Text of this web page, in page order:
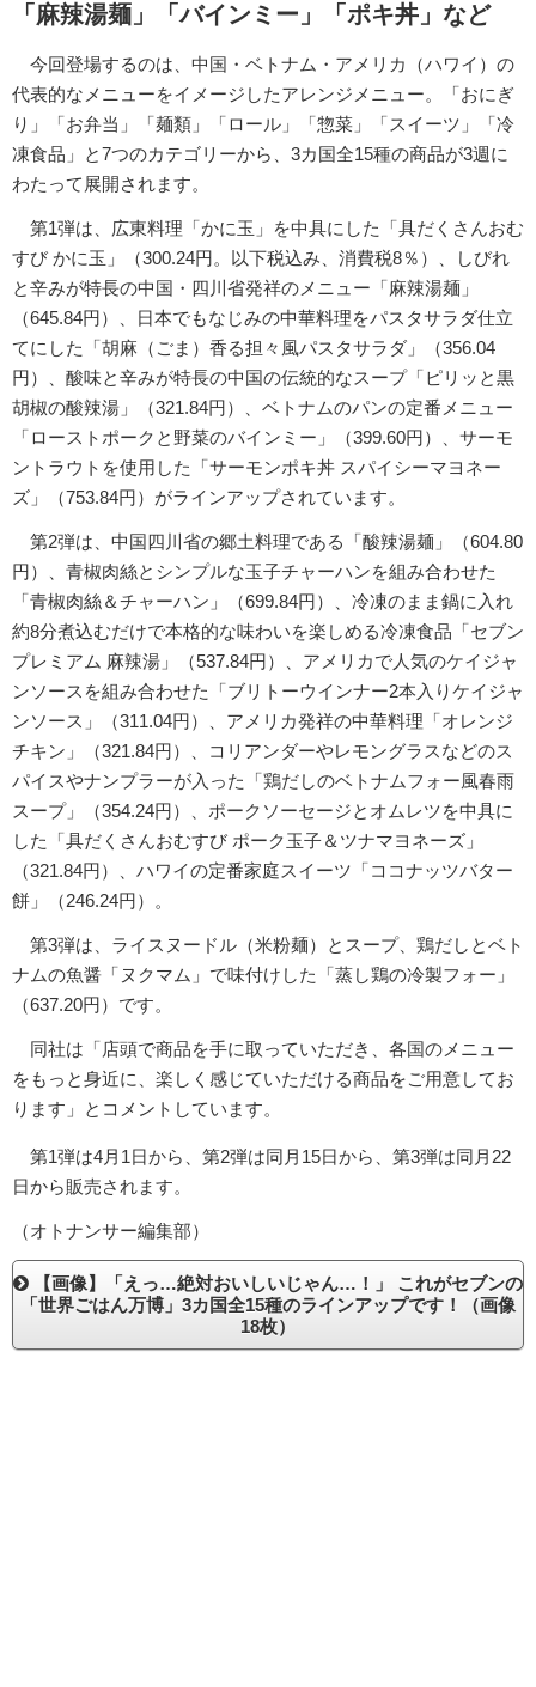
「麻辣湯麺」「バインミー」「ポキ丼」など
今回登場するのは、中国・ベトナム・アメリカ（ハワイ）の
代表的なメニューをイメージしたアレンジメニュー。「おにぎ
り」「お弁当」「麺類」「ロール」「惣菜」「スイーツ」「冷
凍食品」と7つのカテゴリーから、3カ国全15種の商品が3週に
わたって展開されます。
第1弾は、広東料理「かに玉」を中具にした「具だくさんおむ
すび かに玉」（300.24円。以下税込み、消費税8％）、しびれ
と辛みが特長の中国・四川省発祥のメニュー「麻辣湯麺」
（645.84円）、日本でもなじみの中華料理をパスタサラダ仕立
てにした「胡麻（ごま）香る担々風パスタサラダ」（356.04
円）、酸味と辛みが特長の中国の伝統的なスープ「ピリッと黒
胡椒の酸辣湯」（321.84円）、ベトナムのパンの定番メニュー
「ローストポークと野菜のバインミー」（399.60円）、サーモ
ントラウトを使用した「サーモンポキ丼 スパイシーマヨネー
ズ」（753.84円）がラインアップされています。
第2弾は、中国四川省の郷土料理である「酸辣湯麺」（604.80
円）、青椒肉絲とシンプルな玉子チャーハンを組み合わせた
「青椒肉絲＆チャーハン」（699.84円）、冷凍のまま鍋に入れ
約8分煮込むだけで本格的な味わいを楽しめる冷凍食品「セブン
プレミアム 麻辣湯」（537.84円）、アメリカで人気のケイジャ
ンソースを組み合わせた「ブリトーウインナー2本入りケイジャ
ンソース」（311.04円）、アメリカ発祥の中華料理「オレンジ
チキン」（321.84円）、コリアンダーやレモングラスなどのス
パイスやナンプラーが入った「鶏だしのベトナムフォー風春雨
スープ」（354.24円）、ポークソーセージとオムレツを中具に
した「具だくさんおむすび ポーク玉子＆ツナマヨネーズ」
（321.84円）、ハワイの定番家庭スイーツ「ココナッツバター
餅」（246.24円）。
第3弾は、ライスヌードル（米粉麺）とスープ、鶏だしとベト
ナムの魚醤「ヌクマム」で味付けした「蒸し鶏の冷製フォー」
（637.20円）です。
同社は「店頭で商品を手に取っていただき、各国のメニュー
をもっと身近に、楽しく感じていただける商品をご用意してお
ります」とコメントしています。
第1弾は4月1日から、第2弾は同月15日から、第3弾は同月22
日から販売されます。
（オトナンサー編集部）
【画像】「えっ…絶対おいしいじゃん…！」 これがセブンの
「世界ごはん万博」3カ国全15種のラインアップです！（画像
18枚）